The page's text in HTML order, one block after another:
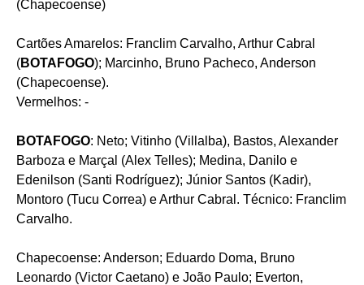
(Chapecoense)
Cartões Amarelos: Franclim Carvalho, Arthur Cabral
(BOTAFOGO); Marcinho, Bruno Pacheco, Anderson
(Chapecoense).
Vermelhos: -
BOTAFOGO: Neto; Vitinho (Villalba), Bastos, Alexander
Barboza e Marçal (Alex Telles); Medina, Danilo e
Edenilson (Santi Rodríguez); Júnior Santos (Kadir),
Montoro (Tucu Correa) e Arthur Cabral. Técnico: Franclim
Carvalho.
Chapecoense: Anderson; Eduardo Doma, Bruno
Leonardo (Victor Caetano) e João Paulo; Everton,